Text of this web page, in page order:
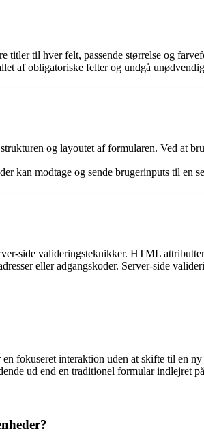
til hver felt, passende størrelse og
af obligatoriske felter og undgå
og layoutet af formularen. Ved at
kan modtage og sende brugerinputs til en
side valideringsteknikker. HTML
eller adgangskoder. Server-side
fokuseret interaktion uden at skifte til en ny
ud end en traditionel formular indlejret